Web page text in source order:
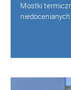
Mostki